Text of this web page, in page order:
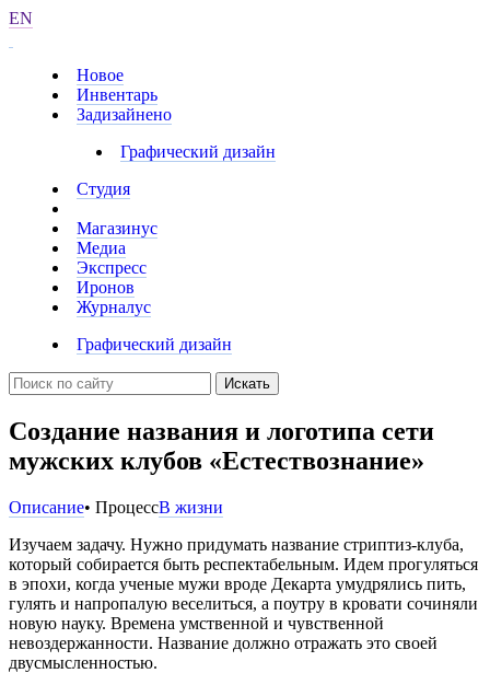
EN
Новое
Инвентарь
Задизайнено
Графический дизайн
Студия
Магазинус
Медиа
Экспресс
Иронов
Журналус
Графический дизайн
Искать
Создание названия и логотипа сети
мужских клубов «Естествознание»
Описание• ПроцессВ жизни
Изучаем задачу. Нужно придумать название стриптиз-клуба,
который собирается быть респектабельным. Идем прогуляться
в эпохи, когда ученые мужи вроде Декарта умудрялись пить,
гулять и напропалую веселиться, а поутру в кровати сочиняли
новую науку. Времена умственной и чувственной
невоздержанности. Название должно отражать это своей
двусмысленностью.